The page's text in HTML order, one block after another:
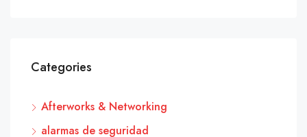
Categories
Afterworks & Networking
alarmas de seguridad